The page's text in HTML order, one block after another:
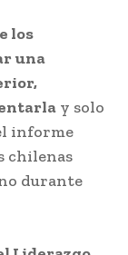
los
una
y solo
informe
chilenas
durante